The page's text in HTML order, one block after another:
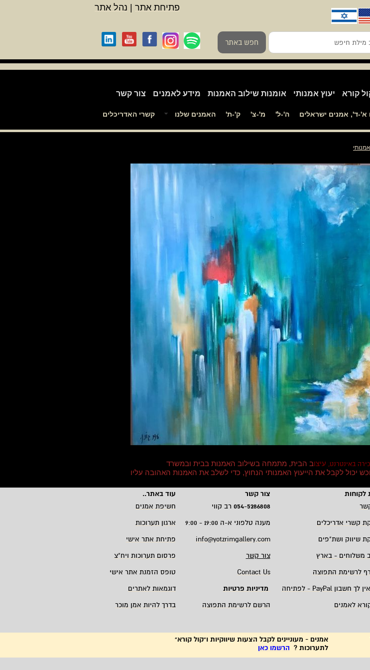
א'-ד', אמנים ישראלים ה'-ל' מ'-צ' ק'-ת' האמנים שלנו קשרי האדריכלים
קורא יעוץ אמנותי אומנות שילוב האמנות מידע לאמנים צור קשר
פתיחת אתר נהל אתר
חפש באתר
באינטרנט, עיצוב הבית, מתמחה בשילוב האמנות בבית ובמשרד
יכול לקבל את הייעוץ האמנותי הנחוץ, כדי לשלב את האמנות האהובה עליו
לקוחות צור קשר עוד באתר..
054-5286808 רב קווי
חשיפת אמנים
קשרי אדריכלים מענה טלפוני א-ה 19:00 - 9:00
ארגון תערוכות
שיווק ושת"פים info@yotzrimgallery.com
פתיחת אתר אישי
משלוחים - בארץ צור קשר
פרסום תערוכות ויח"צ
לרשימת התפוצה Contact Us
טופס הזמנת אתר אישי
לך חשבון PayPal - לפתיחה מדיניות פרטיות
דוגמאות לאתרים
לאמנים הרשם לרשימת התפוצה בדרך להיות אמן מוכר
אמנים - מעוניינים לקבל הצעות שיווקיות ו"קול קורא"
לתערוכות ? הרשמו כאן